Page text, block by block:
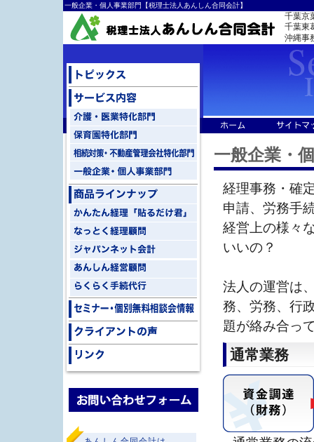
一般企業・個人事業部門【税理士法人あんしん合同会計】
千葉京
千葉東
沖縄事
一般企業・
経理事務・確
申請、労務手
経営上の様々
いいの？
法人の運営は
務、労務、行
題が絡み合っ
通常業務